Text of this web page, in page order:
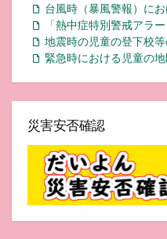
台風時（暴風警報）に
「熱中症特別警戒アラ
地震時の児童の登下校
緊急時における児童の
災害安否確認